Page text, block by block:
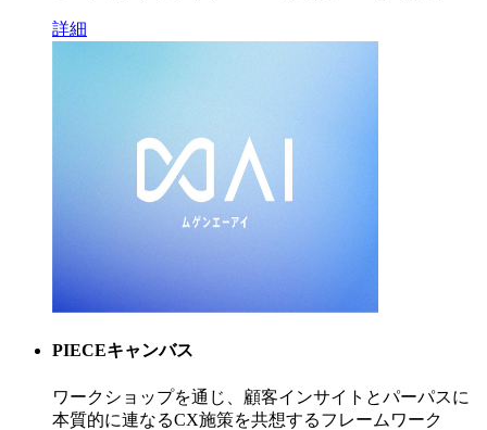
詳細
PIECEキャンバス
ワークショップを通じ、顧客インサイトとパーパスに
本質的に連なるCX施策を共想するフレームワーク